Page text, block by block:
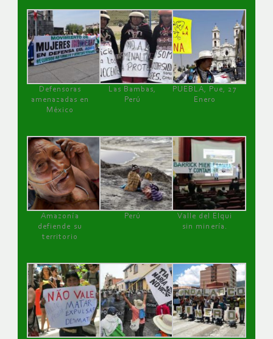
Defensoras
amenazadas en
México
Las Bambas,
Perú
PUEBLA, Pue, 27
Enero
Amazonía
defiende su
territorio
Perú
Valle del Elqui
sin minería.